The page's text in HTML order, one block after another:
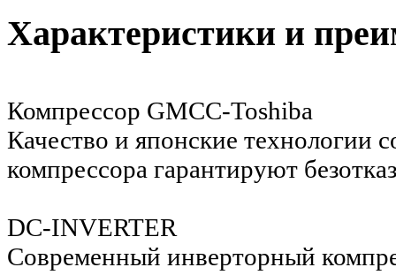
Характеристики и
Компрессор GMCC-Toshiba
Качество и японские технологии
компрессора гарантируют
DC-INVERTER
Современный инверторный